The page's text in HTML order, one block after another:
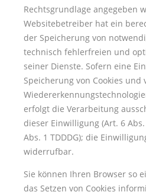
Rechtsgrundlage angegeben
Websitebetreiber hat ein
der Speicherung von
technisch fehlerfreien und
seiner Dienste. Sofern eine
Speicherung von Cookies und
erfolgt die Verarbeitung
dieser Einwilligung (Art. 6
Abs. 1 TDDDG); die
widerrufbar.
Sie können Ihren Browser so
das Setzen von Cookies